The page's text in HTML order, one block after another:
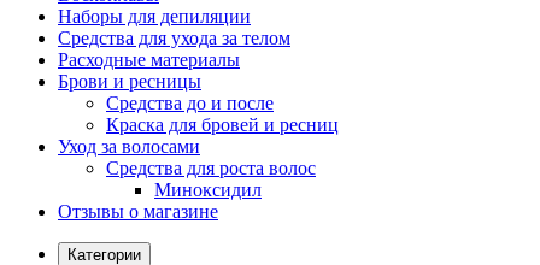
Наборы для депиляции
Средства для ухода за телом
Расходные материалы
Брови и ресницы
Средства до и после
Краска для бровей и ресниц
Уход за волосами
Средства для роста волос
Миноксидил
Отзывы о магазине
Категории